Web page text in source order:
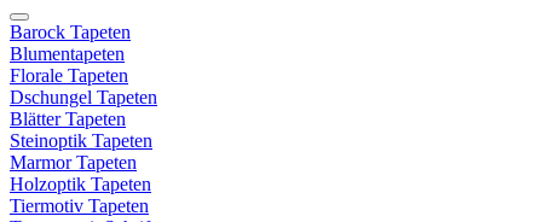
Barock Tapeten
Blumentapeten
Florale Tapeten
Dschungel Tapeten
Blätter Tapeten
Steinoptik Tapeten
Marmor Tapeten
Holzoptik Tapeten
Tiermotiv Tapeten